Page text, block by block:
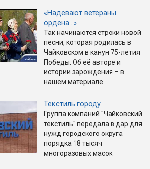
«Надевают ветераны
ордена…»
Так начинаются строки новой
песни, которая родилась в
Чайковском в канун 75-летия
Победы. Об её авторе и
истории зарождения – в
нашем материале.
Текстиль городу
Группа компаний "Чайковский
текстиль" передала в дар для
нужд городского округа
порядка 18 тысяч
многоразовых масок.